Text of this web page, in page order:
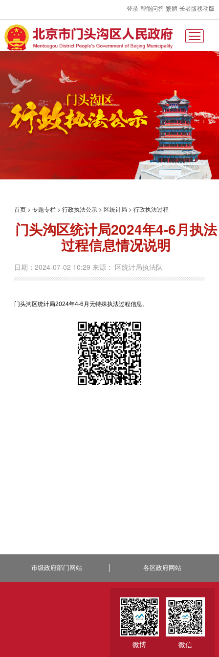
登录 智能问答 繁體 长者版移动版
首页 >专题专栏 >行政执法公示 >区统计局 >行政执法过程
门头沟区统计局2024年4-6月执法
过程信息情况说明
日期：2024-07-02 10:29 来源： 区统计局执法队
门头沟区统计局2024年4-6月无特殊执法过程信息。
市级政府部门网站 各区政府网站
微博 微信